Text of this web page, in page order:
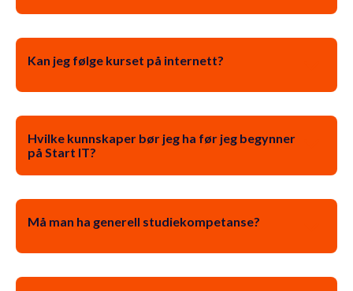
Kan jeg følge kurset på internett?
Hvilke kunnskaper bør jeg ha før jeg begynner
på Start IT?
Må man ha generell studiekompetanse?